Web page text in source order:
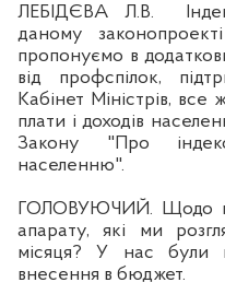
ЛЕБІДЄВА Л.В.
даному
пропонуємо в
від профспілок, п
Кабінет Міністрів, все
плати і доходів
Закону "Про
населенню".
ГОЛОВУЮЧИЙ. Щодо
апарату, які ми
місяця? У нас були
внесення в бюджет.